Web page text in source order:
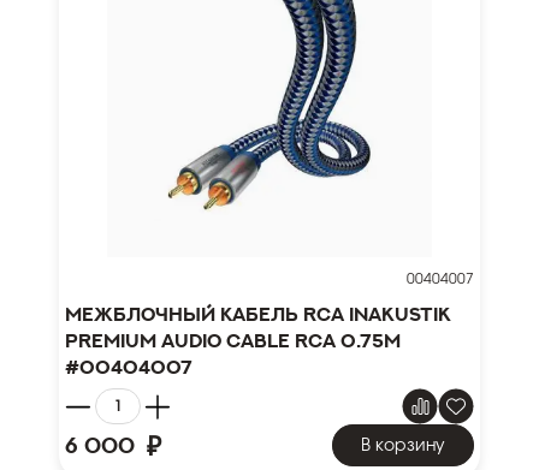
00404007
Межблочный кабель RCA Inakustik
Premium Audio Cable RCA 0.75m
#00404007
6 000 ₽ В корзину